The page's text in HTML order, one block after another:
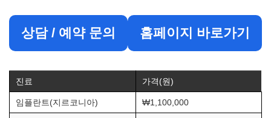
상담 / 예약 문의 홈페이지 바로가기
진료 가격(원)
임플란트(지르코니아) ₩1,100,000